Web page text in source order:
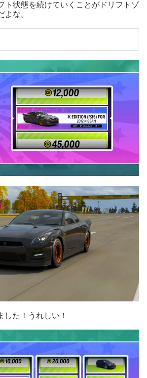
ト状態を続けていくことがドリフトゾ
よな。
した！うれしい！